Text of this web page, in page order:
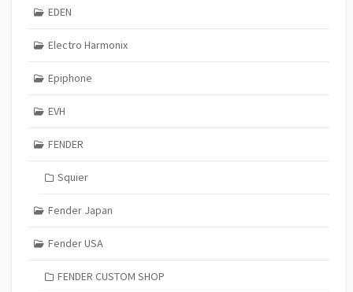
EDEN
Electro Harmonix
Epiphone
EVH
FENDER
Squier
Fender Japan
Fender USA
FENDER CUSTOM SHOP